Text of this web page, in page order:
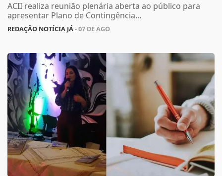
ACII realiza reunião plenária aberta ao público para
apresentar Plano de Contingência...
REDAÇÃO NOTÍCIA JÁ- 07 DE AGO